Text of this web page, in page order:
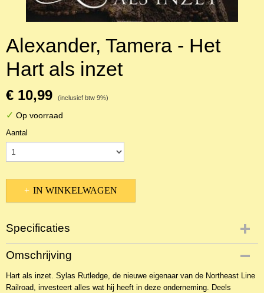
Alexander, Tamera - Het
Hart als inzet
€ 10,99 (inclusief btw 9%)
✓ Op voorraad
Aantal
IN WINKELWAGEN
Specificaties
Productcode
2BKR-39815
EAN code
9789051944693
Omschrijving
Hart als inzet. Sylas Rutledge, de nieuwe eigenaar van de Northeast Line
Railroad, investeert alles wat hij heeft in deze onderneming. Deels